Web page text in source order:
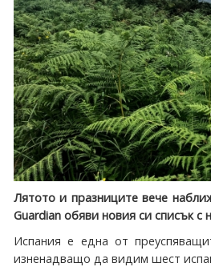
Лятото и празниците вече
Guardian обяви новия си списък
Испания е една от
изненадващо да видим шест